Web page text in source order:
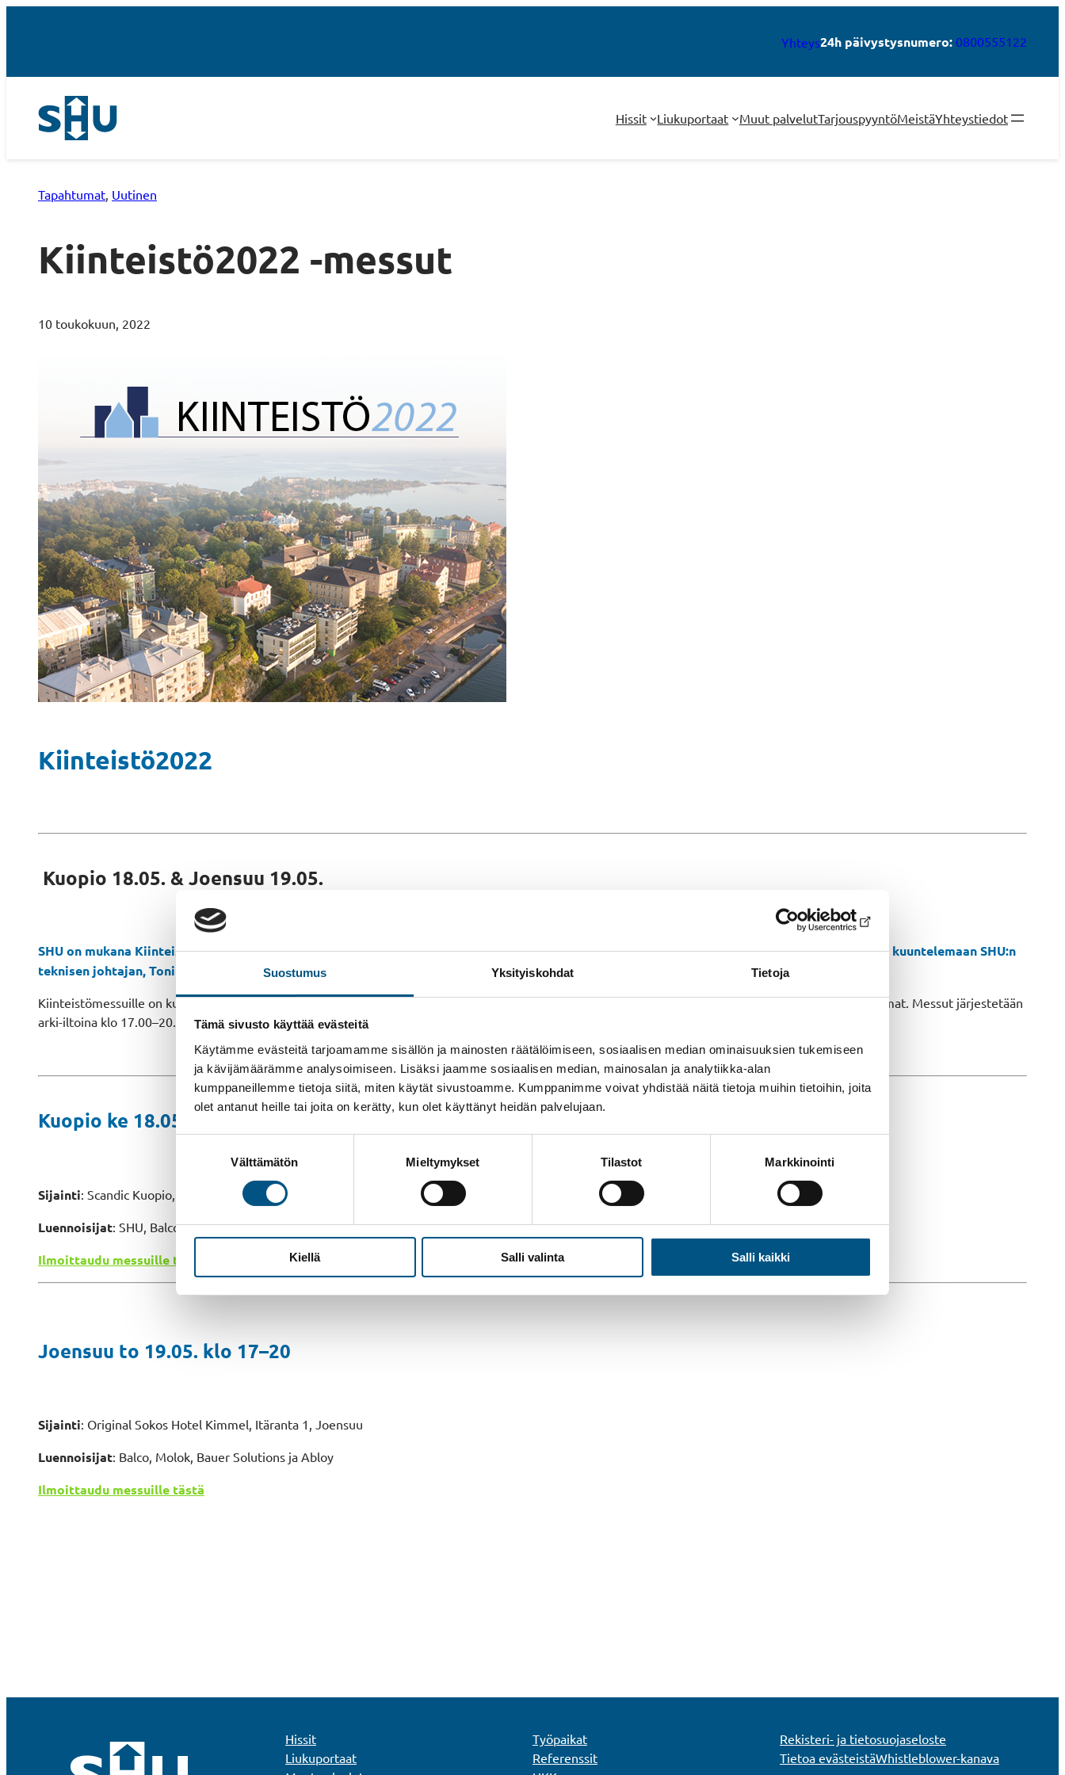
Suostumus Yksityiskohdat Tietoja
Tämä sivusto käyttää evästeitä
Käytämme evästeitä tarjoamamme sisällön ja mainosten räätälöimiseen, sosiaalisen median ominaisuuksien tukemiseen
ja kävijämäärämme analysoimiseen. Lisäksi jaamme sosiaalisen median, mainosalan ja analytiikka-alan
kumppaneillemme tietoja siitä, miten käytät sivustoamme. Kumppanimme voivat yhdistää näitä tietoja muihin tietoihin, joita
olet antanut heille tai joita on kerätty, kun olet käyttänyt heidän palvelujaan.
Välttämätön Mieltymykset Tilastot Markkinointi
Kiellä Salli valinta Salli kaikki
Yhteys24h päivystysnumero: 0800555122
Hissit Liukuportaat Muut palvelutTarjouspyyntöMeistäYhteystiedot
Tapahtumat Uutinen
Kiinteistö2022 -messut
10 toukokuun, 2022
Kiinteistö2022
Kuopio 18.05. & Joensuu 19.05.
SHU on mukana Kiinteistö2022 -messuilla Kuopiossa ja Joensuussa. Tervetuloa meidän osastolle tutustumaan ja Kuopiossa myös luentosaliin kuuntelemaan SHU:n
teknisen johtajan, Toni Järvisen, luentoa hissien modernisoinnista.
Kiinteistömessuille on kutsuttu asunto-osakeyhtiöiden hallitusten puheenjohtajat ja muut jäsenet sekä isännöitsijät. Messut ovat vierailijoille maksuttomat. Messut järjestetään
arki-iltoina klo 17.00–20.00. Illan aikana voit tutustua messuilla oleviin näytteilleasettajiin ja kuunnella mielenkiintoisten yritysten esityksiä.
Kuopio ke 18.05. klo 17–20
Sijainti: Scandic Kuopio, Satamakatu 1, Kuopio
Luennoisijat: SHU, Balco, Kuopion Energia ja Bauer Solutions
Ilmoittaudu messuille tästä
Joensuu to 19.05. klo 17–20
Sijainti: Original Sokos Hotel Kimmel, Itäranta 1, Joensuu
Luennoisijat: Balco, Molok, Bauer Solutions ja Abloy
Ilmoittaudu messuille tästä
Hissit
Liukuportaat
Työpaikat
Referenssit
Rekisteri- ja tietosuojaseloste
Tietoa evästeistäWhistleblower-kanava